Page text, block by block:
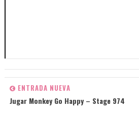
ENTRADA NUEVA
Jugar Monkey Go Happy – Stage 974